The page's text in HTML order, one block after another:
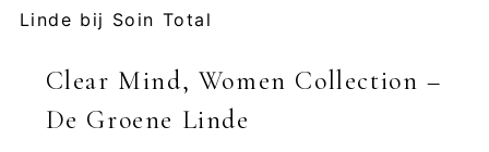
Clear Mind, Women Collection –
De Groene Linde